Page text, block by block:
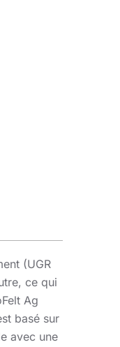
(UGR
ce qui
Ag
basé sur
avec une